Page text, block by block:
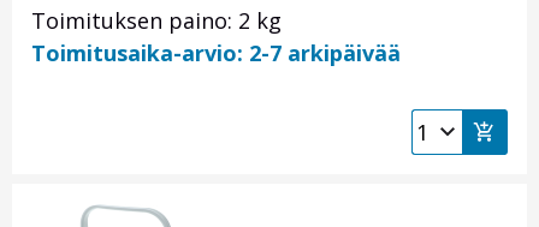
Toimituksen paino: 2 kg
Toimitusaika-arvio: 2-7 arkipäivää